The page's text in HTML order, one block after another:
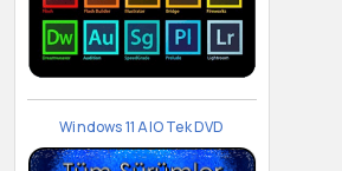
Windows 11 AIO Tek DVD